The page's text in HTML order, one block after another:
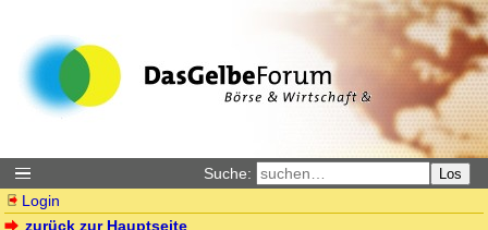
Suche: Los
Login
zurück zur Hauptseite